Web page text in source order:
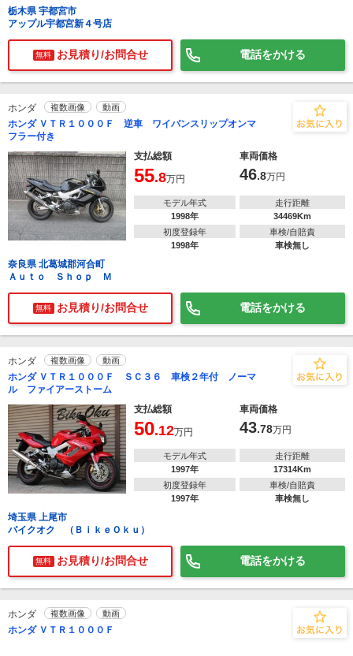
栃木県 宇都宮市
アップル宇都宮新４号店
無料 お見積り/お問合せ 電話をかける
ホンダ 複数画像 動画
ホンダ ＶＴＲ１０００Ｆ 逆車 ワイバンスリップオンマ
フラー付き
支払総額
車両価格
55.8万円 46.8万円
モデル年式
1998年
走行距離
34469Km
初度登録年
1998年
車検/自賠責
車検無し
奈良県 北葛城郡河合町
Ａｕｔｏ Ｓｈｏｐ Ｍ
無料 お見積り/お問合せ 電話をかける
ホンダ 複数画像 動画
ホンダ ＶＴＲ１０００Ｆ ＳＣ３６ 車検２年付 ノーマ
ル ファイアーストーム
支払総額
車両価格
50.12万円 43.78万円
モデル年式
1997年
走行距離
17314Km
初度登録年
1997年
車検/自賠責
車検無し
埼玉県 上尾市
バイクオク （ＢｉｋｅＯｋｕ）
無料 お見積り/お問合せ 電話をかける
ホンダ 複数画像 動画
ホンダ ＶＴＲ１０００Ｆ